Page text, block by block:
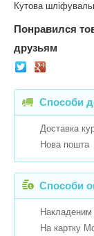
Кутова
Понравился
друзьям
Способи
Доставка
Нова пошта
Способи
На картку